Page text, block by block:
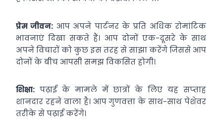
प्रेम जीवन: आप अपने पार्टनर के प्रति अधिक रोमांटिक
भावनाएं दिखा सकते हैं। आप दोनों एक-दूसरे के साथ
अपने विचारों को कुछ इस तरह से साझा करेंगे जिससे आप
दोनों के बीच आपसी समझ विकसित होगी।
शिक्षा: पढ़ाई के मामले में छात्रों के लिए यह सप्‍ताह
शानदार रहने वाला है। आप गुणवत्ता के साथ-साथ पेशेवर
तरीके से पढ़ाई करेंगे।